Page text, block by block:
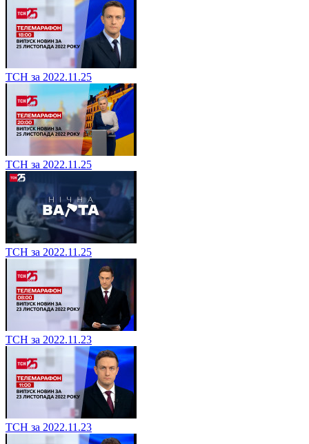
ТСН за 2022.11.25
ТСН за 2022.11.25
ТСН за 2022.11.25
ТСН за 2022.11.23
ТСН за 2022.11.23